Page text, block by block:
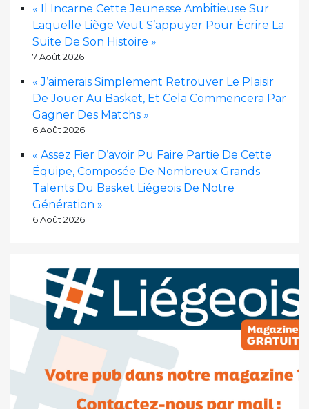
« Il Incarne Cette Jeunesse Ambitieuse Sur
Laquelle Liège Veut S’appuyer Pour Écrire La
Suite De Son Histoire »
7 Août 2026
« J’aimerais Simplement Retrouver Le Plaisir
De Jouer Au Basket, Et Cela Commencera Par
Gagner Des Matchs »
6 Août 2026
« Assez Fier D’avoir Pu Faire Partie De Cette
Équipe, Composée De Nombreux Grands
Talents Du Basket Liégeois De Notre
Génération »
6 Août 2026